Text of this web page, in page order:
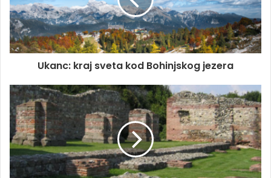
Ukanc: kraj sveta kod Bohinjskog jezera